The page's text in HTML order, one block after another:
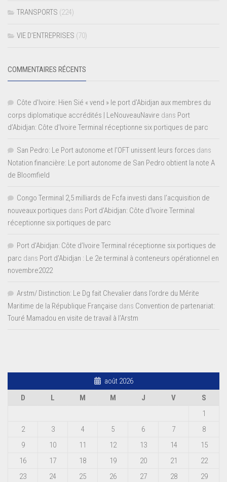
TRANSPORTS (224)
VIE D’ENTREPRISES (70)
COMMENTAIRES RÉCENTS
Côte d'Ivoire: Hien Sié « vend » le port d'Abidjan aux membres du
corps diplomatique accrédités | LeNouveauNavire dans Port
d’Abidjan: Côte d’Ivoire Terminal réceptionne six portiques de parc
San Pedro: Le Port autonome et l’OFT unissent leurs forces dans
Notation financière: Le port autonome de San Pedro obtient la note A
de Bloomfield
Congo Terminal 2,5 milliards de Fcfa investi dans l’acquisition de
nouveaux portiques dans Port d’Abidjan: Côte d’Ivoire Terminal
réceptionne six portiques de parc
Port d'Abidjan: Côte d’Ivoire Terminal réceptionne six portiques de
parc dans Port d’Abidjan : Le 2e terminal à conteneurs opérationnel en
novembre2022
Arstm/ Distinction: Le Dg fait Chevalier dans l’ordre du Mérite
Maritime de la République Française dans Convention de partenariat:
Touré Mamadou en visite de travail à l’Arstm
août 2026
D
L M M J V
S
1
2
3 4 5 6 7
8
9
10 11 12 13 14
15
16
17 18 19 20 21
22
23
24 25 26 27 28 29